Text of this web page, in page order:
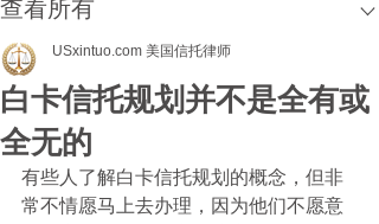
查看所有
白卡信托规划并不是全有或
全无的
USxintuo.com 美国信托律师
有些人了解白卡信托规划的概念，但非
常不情愿马上去办理，因为他们不愿意